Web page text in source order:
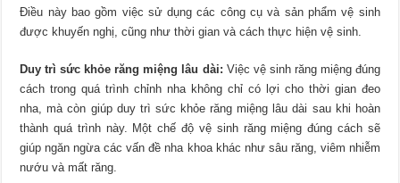
Điều này bao gồm việc sử dụng các công cụ và sản phẩm vệ sinh
được khuyến nghị, cũng như thời gian và cách thực hiện vệ sinh.
Duy trì sức khỏe răng miệng lâu dài: Việc vệ sinh răng miệng đúng
cách trong quá trình chỉnh nha không chỉ có lợi cho thời gian đeo
nha, mà còn giúp duy trì sức khỏe răng miệng lâu dài sau khi hoàn
thành quá trình này. Một chế độ vệ sinh răng miệng đúng cách sẽ
giúp ngăn ngừa các vấn đề nha khoa khác như sâu răng, viêm nhiễm
nướu và mất răng.